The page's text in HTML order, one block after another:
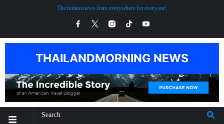
The hottest news from everywhere for everyone!
THAILANDMORNING NEWS